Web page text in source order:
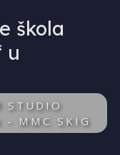
škola
u
STUDIO
- MMC SKIG